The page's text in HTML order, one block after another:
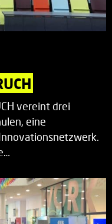
vereint drei
eine